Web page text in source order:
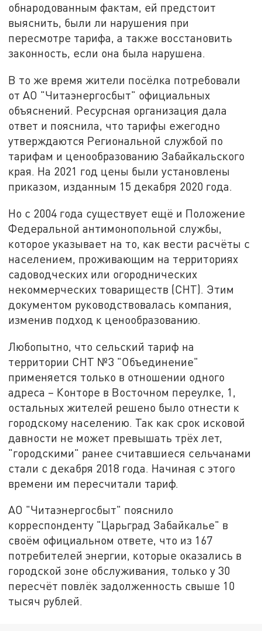
обнародованным фактам, ей предстоит
выяснить, были ли нарушения при
пересмотре тарифа, а также восстановить
законность, если она была нарушена.
В то же время жители посёлка потребовали
от АО "Читаэнергосбыт" официальных
объяснений. Ресурсная организация дала
ответ и пояснила, что тарифы ежегодно
утверждаются Региональной службой по
тарифам и ценообразованию Забайкальского
края. На 2021 год цены были установлены
приказом, изданным 15 декабря 2020 года.
Но с 2004 года существует ещё и Положение
Федеральной антимонопольной службы,
которое указывает на то, как вести расчёты с
населением, проживающим на территориях
садоводческих или огороднических
некоммерческих товариществ (СНТ). Этим
документом руководствовалась компания,
изменив подход к ценообразованию.
Любопытно, что сельский тариф на
территории СНТ №3 "Объединение"
применяется только в отношении одного
адреса – Конторе в Восточном переулке, 1,
остальных жителей решено было отнести к
городскому населению. Так как срок исковой
давности не может превышать трёх лет,
"городскими" ранее считавшиеся сельчанами
стали с декабря 2018 года. Начиная с этого
времени им пересчитали тариф.
АО "Читаэнергосбыт" пояснило
корреспонденту "Царьград Забайкалье" в
своём официальном ответе, что из 167
потребителей энергии, которые оказались в
городской зоне обслуживания, только у 30
пересчёт повлёк задолженность свыше 10
тысяч рублей.